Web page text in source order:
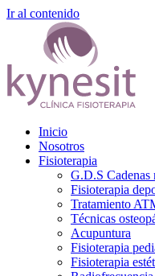
Ir al contenido
Inicio
Nosotros
Fisioterapia
G.D.S Cadenas
Fisioterapia
Tratamiento
Técnicas
Acupuntura
Fisioterapia
Fisioterapia